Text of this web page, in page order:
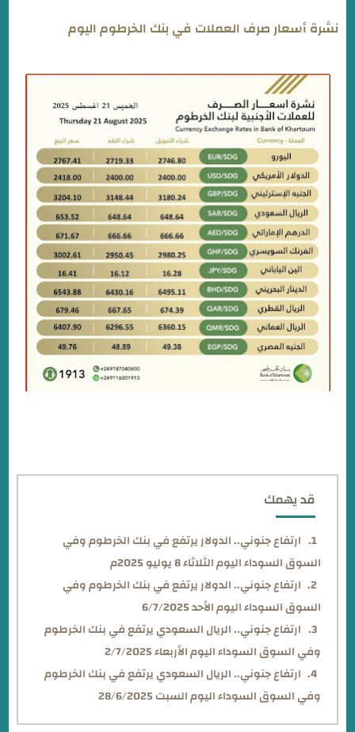
نشرة أسعار صرف العملات في بنك الخرطوم اليوم
قد يهمك
ارتفاع جنوني.. الدولار يرتفع في بنك الخرطوم وفي
السوق السوداء اليوم الثلاثاء 8 يوليو 2025م
ارتفاع جنوني.. الدولار يرتفع في بنك الخرطوم وفي
السوق السوداء اليوم الأحد 6/7/2025
ارتفاع جنوني.. الريال السعودي يرتفع في بنك الخرطوم
وفي السوق السوداء اليوم الأربعاء 2/7/2025
ارتفاع جنوني.. الريال السعودي يرتفع في بنك الخرطوم
وفي السوق السوداء اليوم السبت 28/6/2025